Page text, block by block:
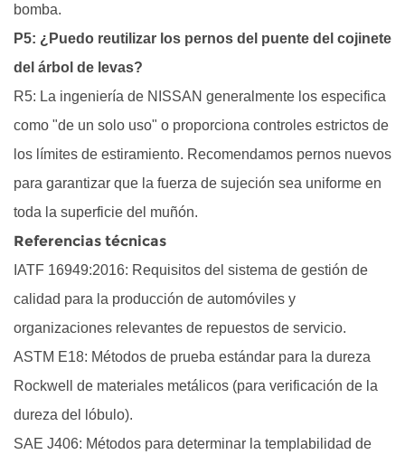
bomba.
P5: ¿Puedo reutilizar los pernos del puente del cojinete
del árbol de levas?
R5: La ingeniería de NISSAN generalmente los especifica
como "de un solo uso" o proporciona controles estrictos de
los límites de estiramiento. Recomendamos pernos nuevos
para garantizar que la fuerza de sujeción sea uniforme en
toda la superficie del muñón.
Referencias técnicas
IATF 16949:2016: Requisitos del sistema de gestión de
calidad para la producción de automóviles y
organizaciones relevantes de repuestos de servicio.
ASTM E18: Métodos de prueba estándar para la dureza
Rockwell de materiales metálicos (para verificación de la
dureza del lóbulo).
SAE J406: Métodos para determinar la templabilidad de